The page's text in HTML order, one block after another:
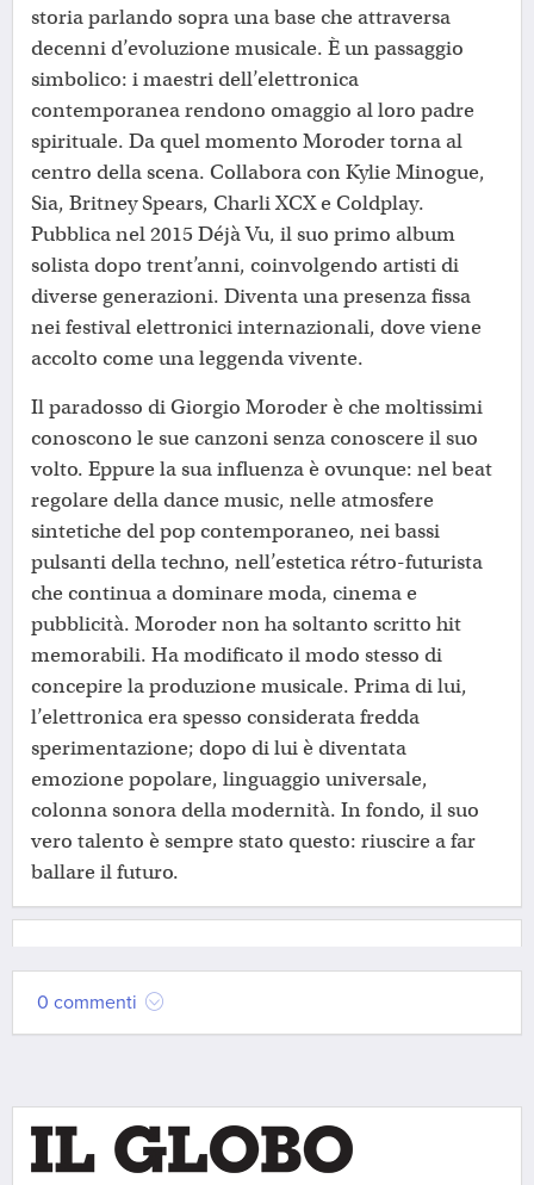
storia parlando sopra una base che attraversa
decenni d’evoluzione musicale. È un passaggio
simbolico: i maestri dell’elettronica
contemporanea rendono omaggio al loro padre
spirituale. Da quel momento Moroder torna al
centro della scena. Collabora con Kylie Minogue,
Sia, Britney Spears, Charli XCX e Coldplay.
Pubblica nel 2015 Déjà Vu, il suo primo album
solista dopo trent’anni, coinvolgendo artisti di
diverse generazioni. Diventa una presenza fissa
nei festival elettronici internazionali, dove viene
accolto come una leggenda vivente.
Il paradosso di Giorgio Moroder è che moltissimi
conoscono le sue canzoni senza conoscere il suo
volto. Eppure la sua influenza è ovunque: nel beat
regolare della dance music, nelle atmosfere
sintetiche del pop contemporaneo, nei bassi
pulsanti della techno, nell’estetica rétro-futurista
che continua a dominare moda, cinema e
pubblicità. Moroder non ha soltanto scritto hit
memorabili. Ha modificato il modo stesso di
concepire la produzione musicale. Prima di lui,
l’elettronica era spesso considerata fredda
sperimentazione; dopo di lui è diventata
emozione popolare, linguaggio universale,
colonna sonora della modernità. In fondo, il suo
vero talento è sempre stato questo: riuscire a far
ballare il futuro.
0 commenti